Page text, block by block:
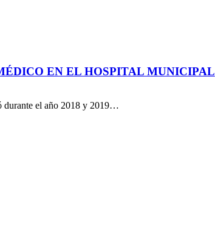
EN EL HOSPITAL MUNICIPAL
durante el año 2018 y 2019…